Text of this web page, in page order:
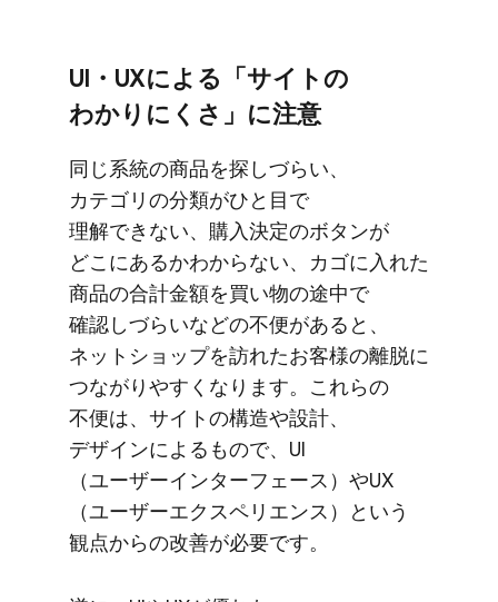
UI・UXに​よる​「サイトの​
わかりにくさ」に​注意
同じ​系統の​商品を​探しづらい、​
カテゴリの​分類が​ひと目で​
理解できない、​購入決定の​ボタンが​
どこに​あるかわからない、​カゴに​入れた​
商品の​合計金額を​買い物の​途中で​
確認しづらいなどの​不便が​あると、​
ネットショップを​訪れた​お客様の​離脱に​
つながりやすくなります。​これらの​
不便は、​サイトの​構造や​設計、​
デザインに​よる​もので、​UI​
（ユーザーインターフェース）​や​UX​
（ユーザーエクスペリエンス）と​いう​
観点からの​改善が​必要です。